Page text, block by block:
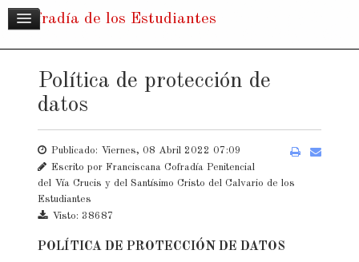
Cofradía de los Estudiantes
Política de protección de
datos
Publicado: Viernes, 08 Abril 2022 07:09
Escrito por Franciscana Cofradía Penitencial
del Vía Crucis y del Santísimo Cristo del Calvario de los
Estudiantes
Visto: 38687
POLÍTICA DE PROTECCIÓN DE DATOS